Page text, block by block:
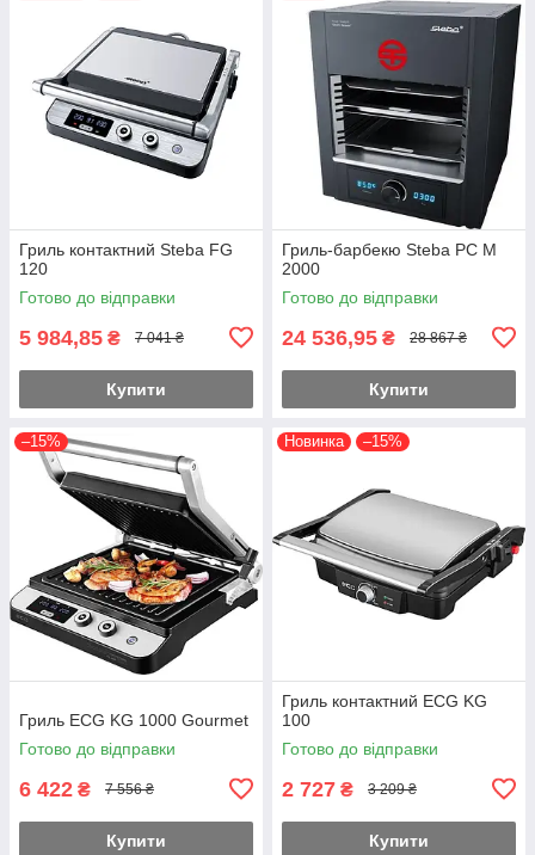
Гриль контактний Steba FG
120
Готово до відправки
5 984,85 ₴ 7 041 ₴
Купити
Гриль-барбекю Steba PC M
2000
Готово до відправки
24 536,95 ₴ 28 867 ₴
Купити
–15%
Гриль ECG KG 1000 Gourmet
Готово до відправки
6 422 ₴ 7 556 ₴
Купити
Новинка –15%
Гриль контактний ECG KG
100
Готово до відправки
2 727 ₴ 3 209 ₴
Купити